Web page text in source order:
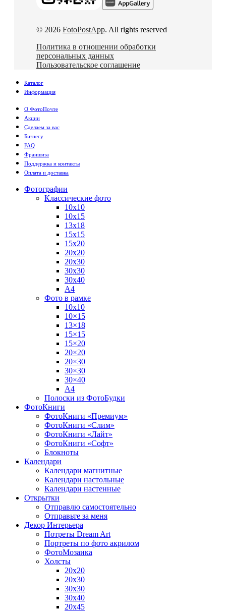
© 2026 FotoPostApp. All rights reserved
Политика в отношении обработки
персональных данных
Пользовательское соглашение
Каталог
Информация
О ФотоПочте
Акции
Сделаем за вас
Бизнесу
FAQ
Франшиза
Поддержка и контакты
Оплата и доставка
Фотографии
Классические фото
10х10
10х15
13х18
15х15
15х20
20х20
20х30
30х30
30х40
А4
Фото в рамке
10х10
10×15
13×18
15×15
15×20
20×20
20×30
30×30
30×40
A4
Полоски из ФотоБудки
ФотоКниги
ФотоКниги «Премиум»
ФотоКниги «Слим»
ФотоКниги «Лайт»
ФотоКниги «Софт»
Блокноты
Календари
Календари магнитные
Календари настольные
Календари настенные
Открытки
Отправлю самостоятельно
Отправьте за меня
Декор Интерьера
Потреты Dream Art
Портреты по фото акрилом
ФотоМозаика
Холсты
20х20
20х30
30х30
30х40
20х45